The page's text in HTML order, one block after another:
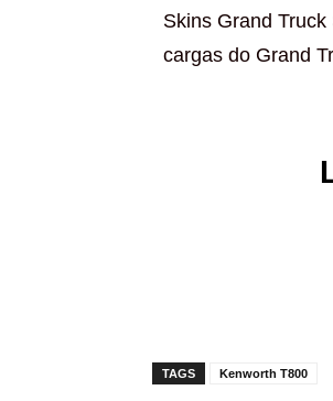
Skins Grand
cargas do Grand
TAGS Kenworth T800